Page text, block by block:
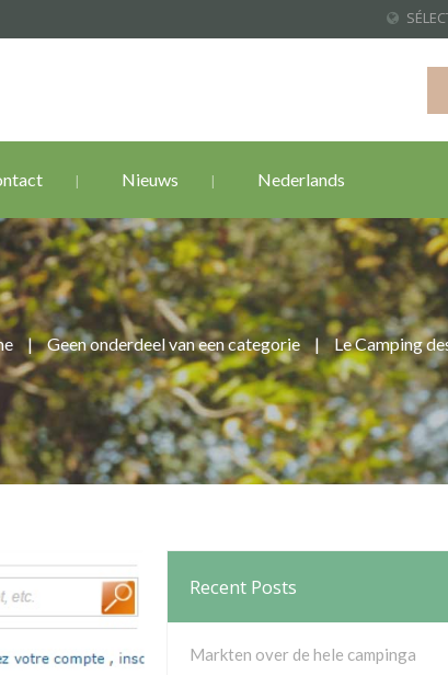
Nieuws Nederlands
| Geen onderdeel van een categorie |
Le Camping
Recent Posts
Markten over de hele campinga